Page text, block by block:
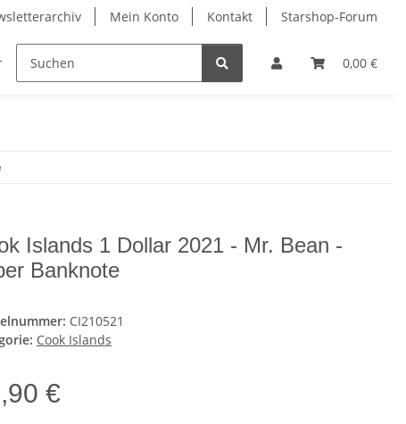
Mein Konto Kontakt Starshop-Forum
0,00 €
Islands 1 Dollar 2021 - Mr. Bean -
Banknote
CI210521
Cook Islands
€